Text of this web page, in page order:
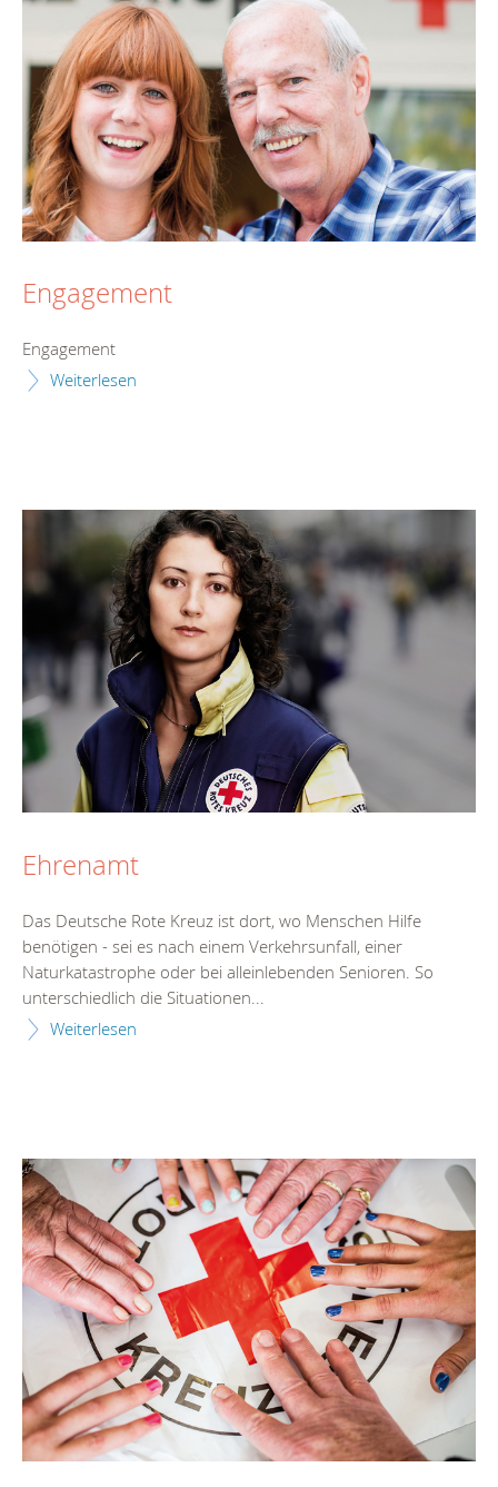
Engagement
Engagement
Weiterlesen
Ehrenamt
Das Deutsche Rote Kreuz ist dort, wo Menschen Hilfe
benötigen - sei es nach einem Verkehrsunfall, einer
Naturkatastrophe oder bei alleinlebenden Senioren. So
unterschiedlich die Situationen...
Weiterlesen